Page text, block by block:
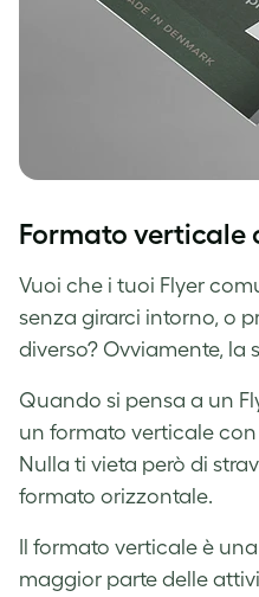
Formato verticale
Vuoi che i tuoi Flyer
senza girarci intorno, o
diverso? Ovviamente, la
Quando si pensa a un
un formato verticale
Nulla ti vieta però di
formato orizzontale.
Il formato verticale è
maggior parte delle